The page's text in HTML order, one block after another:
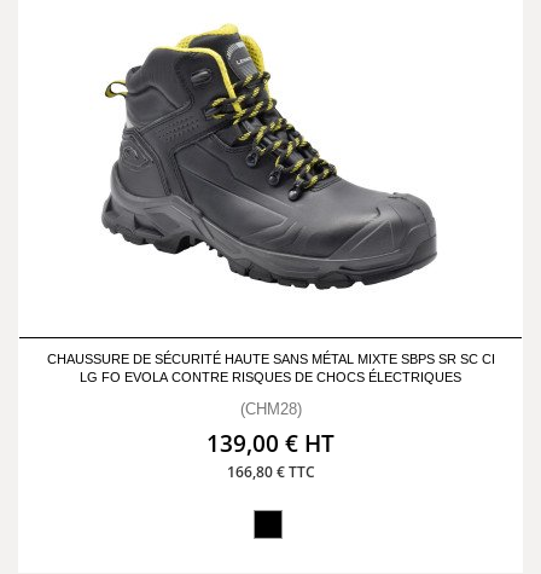
CHAUSSURE DE SÉCURITÉ HAUTE SANS MÉTAL MIXTE SBPS SR SC CI
LG FO EVOLA CONTRE RISQUES DE CHOCS ÉLECTRIQUES
(CHM28)
139,00 € HT
166,80 € TTC